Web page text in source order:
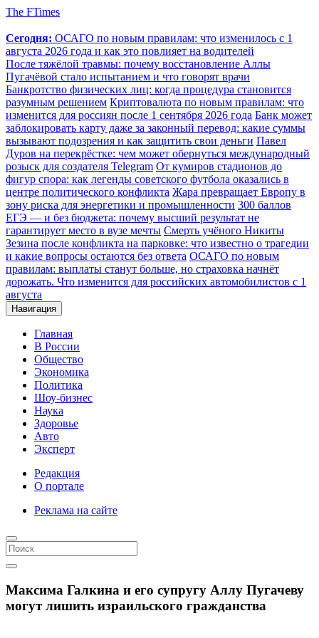
The FTimes
Сегодня: ОСАГО по новым правилам: что изменилось с 1
августа 2026 года и как это повлияет на водителей
После тяжёлой травмы: почему восстановление Аллы
Пугачёвой стало испытанием и что говорят врачи
Банкротство физических лиц: когда процедура становится
разумным решением Криптовалюта по новым правилам: что
изменится для россиян после 1 сентября 2026 года Банк может
заблокировать карту даже за законный перевод: какие суммы
вызывают подозрения и как защитить свои деньги Павел
Дуров на перекрёстке: чем может обернуться международный
розыск для создателя Telegram От кумиров стадионов до
фигур спора: как легенды советского футбола оказались в
центре политического конфликта Жара превращает Европу в
зону риска для энергетики и промышленности 300 баллов
ЕГЭ — и без бюджета: почему высший результат не
гарантирует место в вузе мечты Смерть учёного Никиты
Зезина после конфликта на парковке: что известно о трагедии
и какие вопросы остаются без ответа ОСАГО по новым
правилам: выплаты станут больше, но страховка начнёт
дорожать. Что изменится для российских автомобилистов с 1
августа
Навигация
Главная
В России
Общество
Экономика
Политика
Шоу-бизнес
Наука
Здоровье
Авто
Эксперт
Редакция
О портале
Реклама на сайте
Максима Галкина и его супругу Аллу Пугачеву
могут лишить израильского гражданства